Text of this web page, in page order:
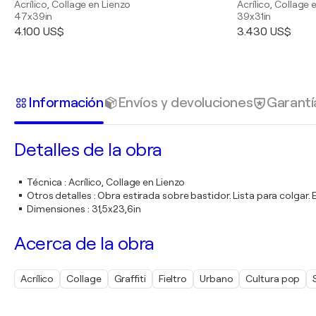
Acrílico, Collage en Lienzo
47x39in
4.100 US$
Acrílico, Collage
39x31in
3.430 US$
Información Envíos y devoluciones
Detalles de la obra
Técnica :Acrílico, Collage en Lienzo
Otros detalles :Obra estirada sobre bastidor. Lista para colgar.
Dimensiones : 31,5x23,6in
Acerca de la obra
Acrílico Collage Graffiti Fieltro Urbano Cultura pop